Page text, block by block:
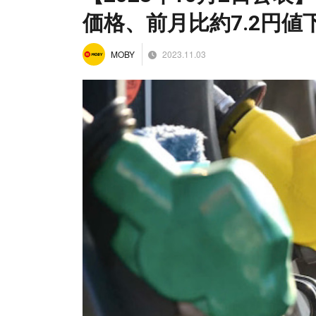
価格、前月比約7.2円値
MOBY 2023.11.03